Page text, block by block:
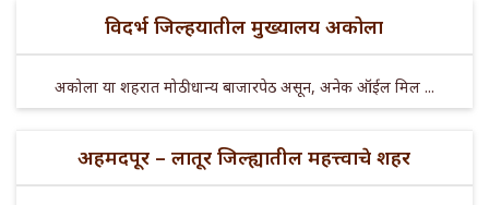
विदर्भ जिल्हयातील मुख्यालय अकोला
अकोला या शहरात मोठी धान्य बाजारपेठ असून, अनेक ऑईल मिल ...
अहमदपूर – लातूर जिल्ह्यातील महत्त्वाचे शहर